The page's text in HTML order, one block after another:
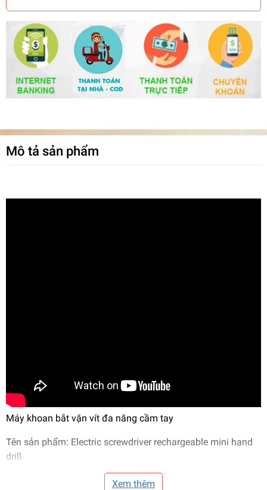
Mô tả sản phẩm
Máy khoan bắt vặn vít đa năng cầm tay
Tên sản phẩm: Electric screwdriver rechargeable mini hand
drill
Sư dụng pin: 4.2V sạc micro-usb
Xem thêm